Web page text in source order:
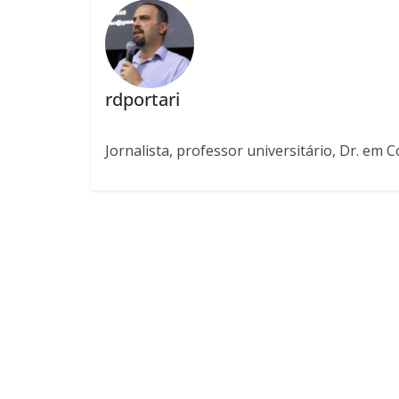
rdportari
Jornalista, professor universitário, Dr. em